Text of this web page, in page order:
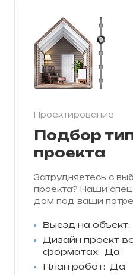
Проектирование
Подбор
проекта
Затрудняетесь с
проекта? Наши
дом под ваши
Выезд на объект:
Дизайн проект
форматах:
Да
План работ:
Да